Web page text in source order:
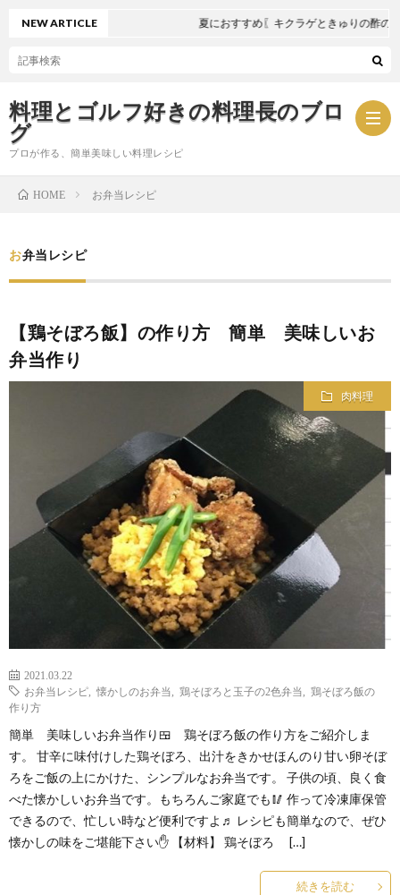
料理とゴルフ好きの料理長のブロ
グ
プロが作る、簡単美味しい料理レシピ
わ
バ
シ
ー
NEW ARTICLE 夏におすすめ〖キクラゲときゅりの酢の物〗
HOME お弁当レシピ
お弁当レシピ
【鶏そぼろ飯】の作り方 簡単 美味しいお
弁当作り
肉料理
2021.03.22
お弁当レシピ
懐かしのお弁当 鶏そぼろと玉子の2色弁当
鶏そぼろ飯の
作り方
簡単 美味しいお弁当作り🍱 鶏そぼろ飯の作り方をご紹介しま
す。 甘辛に味付けした鶏そぼろ、出汁をきかせほんのり甘い卵そぼ
ろをご飯の上にかけた、シンプルなお弁当です。 子供の頃、良く食
べた懐かしいお弁当です。もちろんご家庭でも🥢 作って冷凍庫保管
できるので、忙しい時など便利ですよ♬ レシピも簡単なので、ぜひ
懐かしの味をご堪能下さい✋ 【材料】 鶏そぼろ […]
続きを読む